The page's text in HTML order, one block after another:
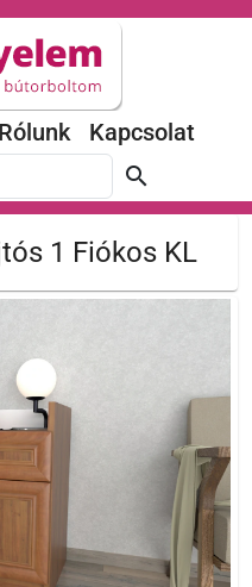
Rólunk
Kapcsolat
search
1 Fiókos KL